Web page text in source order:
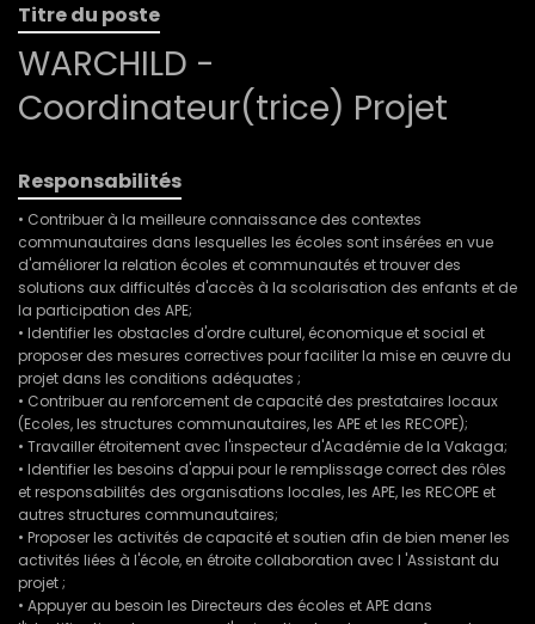
Titre du poste
WARCHILD -
Coordinateur(trice) Projet
Responsabilités
• Contribuer à la meilleure connaissance des contextes
communautaires dans lesquelles les écoles sont insérées en vue
d'améliorer la relation écoles et communautés et trouver des
solutions aux difficultés d'accès à la scolarisation des enfants et de
la participation des APE;
• Identifier les obstacles d'ordre culturel, économique et social et
proposer des mesures correctives pour faciliter la mise en œuvre du
projet dans les conditions adéquates ;
• Contribuer au renforcement de capacité des prestataires locaux
(Ecoles, les structures communautaires, les APE et les RECOPE);
• Travailler étroitement avec l'inspecteur d'Académie de la Vakaga;
• Identifier les besoins d'appui pour le remplissage correct des rôles
et responsabilités des organisations locales, les APE, les RECOPE et
autres structures communautaires;
• Proposer les activités de capacité et soutien afin de bien mener les
activités liées à l'école, en étroite collaboration avec l 'Assistant du
projet ;
• Appuyer au besoin les Directeurs des écoles et APE dans